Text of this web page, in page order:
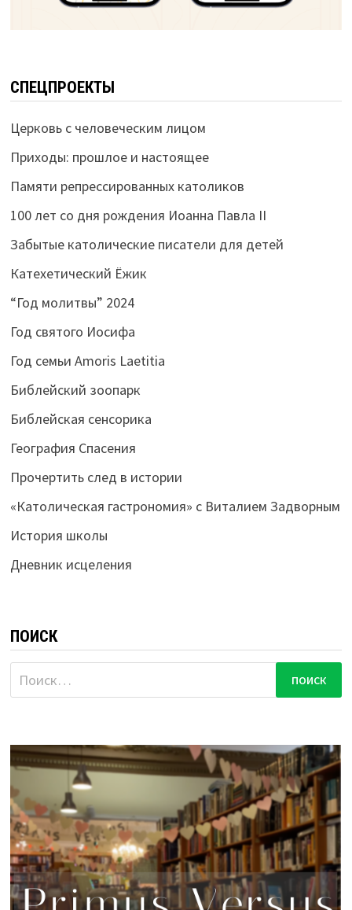
СПЕЦПРОЕКТЫ
Церковь с человеческим лицом
Приходы: прошлое и настоящее
Памяти репрессированных католиков
100 лет со дня рождения Иоанна Павла II
Забытые католические писатели для детей
Катехетический Ёжик
“Год молитвы” 2024
Год святого Иосифа
Год семьи Amoris Laetitia
Библейский зоопарк
Библейская сенсорика
География Спасения
Прочертить след в истории
«Католическая гастрономия» с Виталием Задворным
История школы
Дневник исцеления
ПОИСК
Найти: